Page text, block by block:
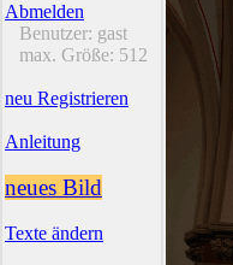
Abmelden
Benutzer: gast
max. Größe: 512
neu Registrieren
Anleitung
neues Bild
Texte ändern